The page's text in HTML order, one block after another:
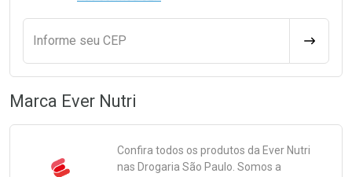
Informe seu CEP
Marca Ever Nutri
Confira todos os produtos da Ever Nutri
nas Drogaria São Paulo. Somos a